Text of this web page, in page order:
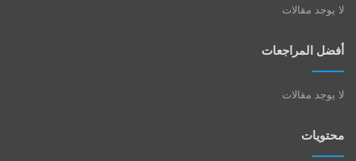
لا يوجد مقالات
أفضل المراجعات
لا يوجد مقالات
محتويات